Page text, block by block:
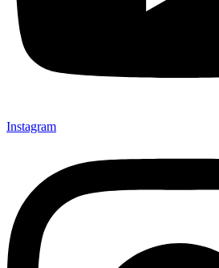
Instagram